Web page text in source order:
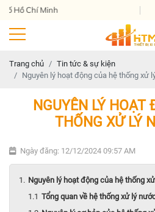
Chí Minh
Trang chủ
Tin tức & sự kiện
Nguyên lý hoạt động của hệ thống xử
NGUYÊN LÝ HOẠT
THỐNG XỬ LÝ
Ngày đăng: 12/12/2024 09:57 AM
Nguyên lý hoạt động của hệ thống
Tổng quan về hệ thống xử lý